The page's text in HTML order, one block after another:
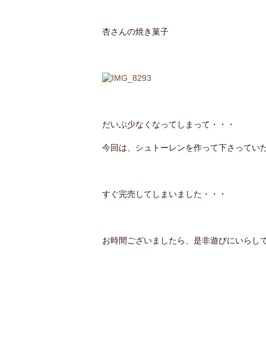
杏さんの焼き菓子
だいぶ少なくなってしまって・・・
今回は、シュトーレンを作って下さってい
すぐ完売してしまいました・・・
お時間ございましたら、是非遊びにいらし